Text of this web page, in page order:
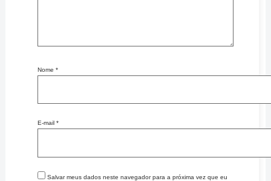
Nome *
E-mail *
Salvar meus dados neste navegador para a próxima vez que eu